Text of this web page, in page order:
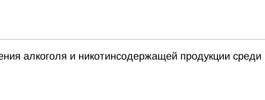
алкоголя и никотинсодержащей продукции